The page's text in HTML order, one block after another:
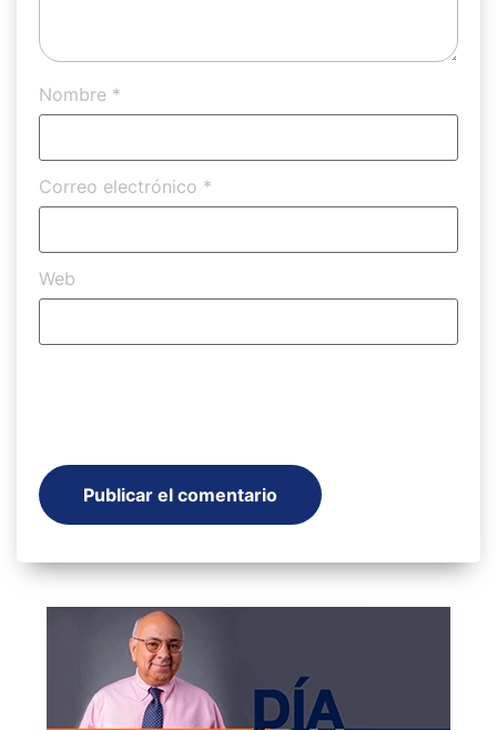
Nombre *
Correo electrónico *
Web